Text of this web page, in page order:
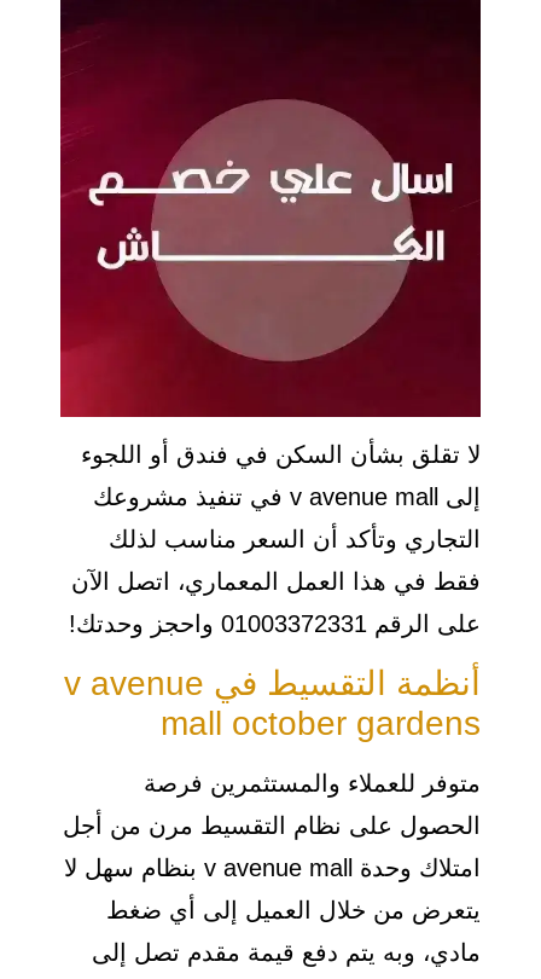
لا تقلق بشأن السكن في فندق أو اللجوء
إلى v avenue mall في تنفيذ مشروعك
التجاري وتأكد أن السعر مناسب لذلك
فقط في هذا العمل المعماري، اتصل الآن
على الرقم 01003372331 واحجز وحدتك!
أنظمة التقسيط في v avenue
mall october gardens
متوفر للعملاء والمستثمرين فرصة
الحصول على نظام التقسيط مرن من أجل
امتلاك وحدة v avenue mall بنظام سهل لا
يتعرض من خلال العميل إلى أي ضغط
مادي، وبه يتم دفع قيمة مقدم تصل إلى